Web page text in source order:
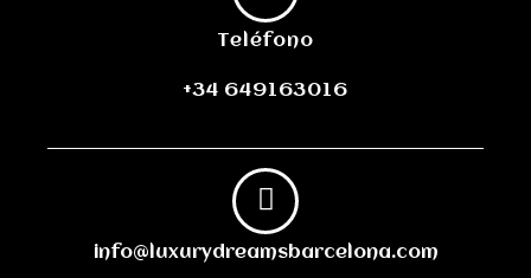
Teléfono
+34 649163016
info@luxurydreamsbarcelona.com